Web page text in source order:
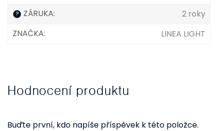
? ZÁRUKA:
2 roky
ZNAČKA: LINEA LIGHT
Hodnocení produktu
Buďte první, kdo napíše příspěvek k této položce.